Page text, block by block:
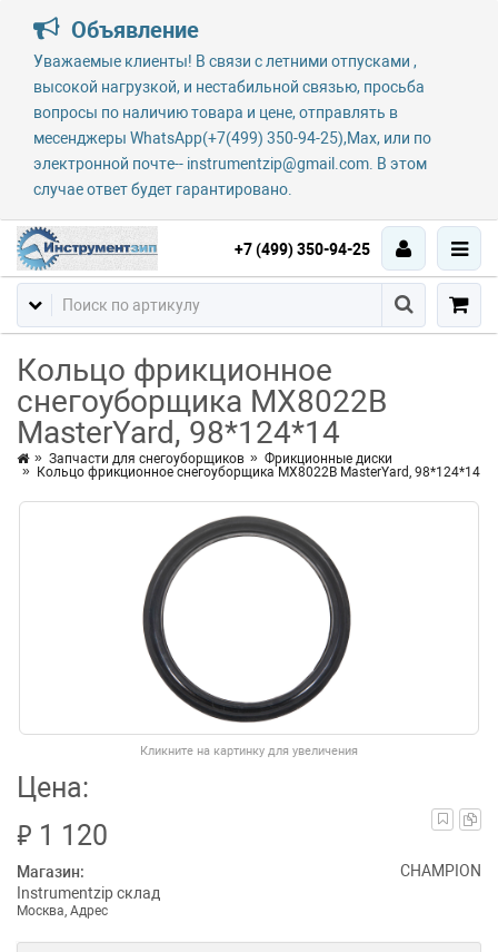
Объявление
Уважаемые клиенты! В связи с летними отпусками ,
высокой нагрузкой, и нестабильной связью, просьба
вопросы по наличию товара и цене, отправлять в
месенджеры WhatsApp(+7(499) 350-94-25),Max, или по
электронной почте-- instrumentzip@gmail.com. В этом
случае ответ будет гарантировано.
+7 (499) 350-94-25
Кольцо фрикционное
снегоуборщика MX8022B
MasterYard, 98*124*14
Запчасти для снегоуборщиков
Фрикционные диски
Кольцо фрикционное снегоуборщика MX8022B MasterYard, 98*124*14
Кликните на картинку для увеличения
Цена:
₽ 1 120
Магазин:
Instrumentzip склад
Москва, Адрес
CHAMPION